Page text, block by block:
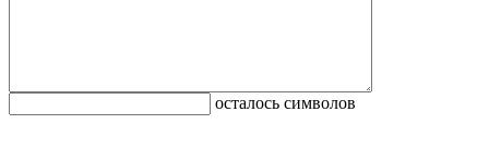
осталось символов